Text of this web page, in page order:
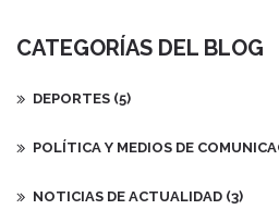
CATEGORÍAS DEL BLOG
DEPORTES (5)
POLÍTICA Y MEDIOS DE
NOTICIAS DE ACTUALIDAD (3)